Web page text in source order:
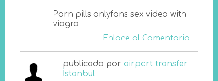
Porn pills onlyfans sex video with
viagra
Enlace al Comentario
publicado porairport transfer
İstanbul